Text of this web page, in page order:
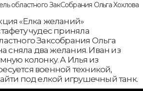
«Елка желаний»
чудес приняла
Заксобрания Ольга
сняла два желания. Иван из
колонку. А Илья из
военной техникой,
под елкой игрушечный танк.